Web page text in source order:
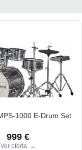
1000 E-Drum Set
999 €
Ver oferta →